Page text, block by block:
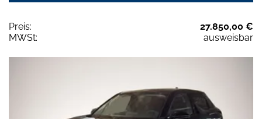
Preis:
27.850,00 €
MWSt:
ausweisbar